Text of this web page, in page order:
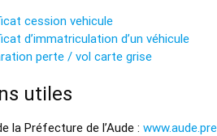
cession vehicule
d’immatriculation d’un véhicule
perte / vol carte grise
utiles
la Préfecture de l’Aude :